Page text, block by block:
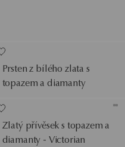
Prsten z bílého zlata s
topazem a diamanty
Zlatý přívěsek s topazem a
diamanty - Victorian